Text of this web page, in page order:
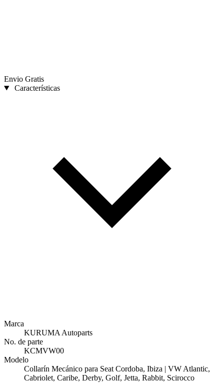
Envio Gratis
Características
Marca
KURUMA Autoparts
No. de parte
KCMVW00
Modelo
Collarín Mecánico para Seat Cordoba, Ibiza | VW Atlantic,
Cabriolet, Caribe, Derby, Golf, Jetta, Rabbit, Scirocco